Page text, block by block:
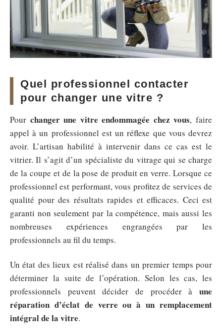
Quel professionnel contacter
pour changer une vitre ?
Pour changer une vitre endommagée chez vous, faire
appel à un professionnel est un réflexe que vous devrez
avoir. L’artisan habilité à intervenir dans ce cas est le
vitrier. Il s’agit d’un spécialiste du vitrage qui se charge
de la coupe et de la pose de produit en verre. Lorsque ce
professionnel est performant, vous profitez de services de
qualité pour des résultats rapides et efficaces. Ceci est
garanti non seulement par la compétence, mais aussi les
nombreuses expériences engrangées par les
professionnels au fil du temps.
Un état des lieux est réalisé dans un premier temps pour
déterminer la suite de l’opération. Selon les cas, les
professionnels peuvent décider de procéder à une
réparation d’éclat de verre ou à un remplacement
intégral de la vitre.